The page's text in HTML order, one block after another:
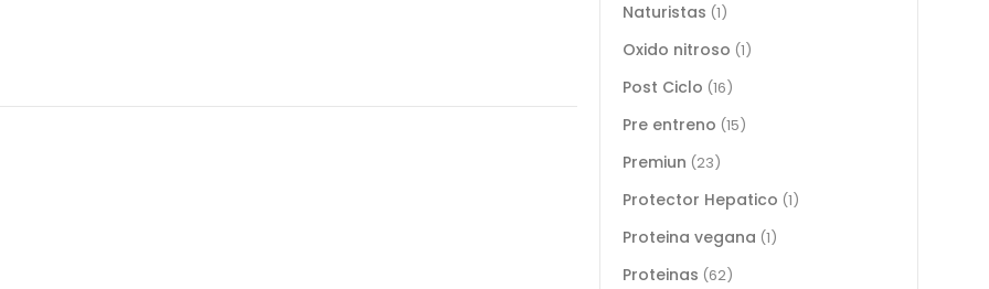
Naturistas (1)
Oxido nitroso (1)
Post Ciclo (16)
Pre entreno (15)
Premiun (23)
Protector Hepatico (1)
Proteina vegana (1)
Proteinas (62)